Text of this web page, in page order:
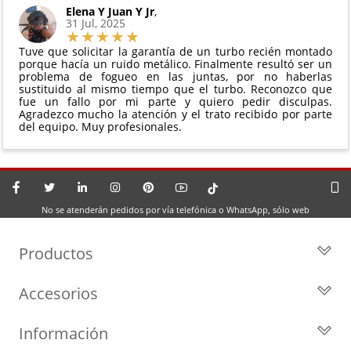
Elena Y Juan Y Jr,
31 Jul, 2025
Tuve que solicitar la garantía de un turbo recién montado
porque hacía un ruido metálico. Finalmente resultó ser un
problema de fogueo en las juntas, por no haberlas
sustituido al mismo tiempo que el turbo. Reconozco que
fue un fallo por mi parte y quiero pedir disculpas.
Agradezco mucho la atención y el trato recibido por parte
del equipo. Muy profesionales.
No se atenderán pedidos por vía telefónica o WhatsApp, sólo web
Productos
Turbos por Marca
Accesorios
Geometrías
Información